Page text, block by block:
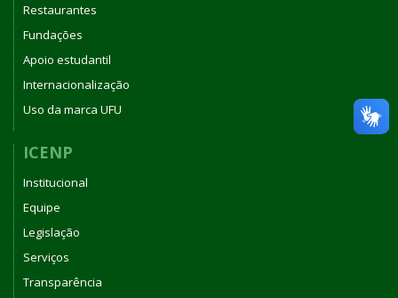
Restaurantes
Fundações
Apoio estudantil
Internacionalização
Uso da marca UFU
ICENP
Institucional
Equipe
Legislação
Serviços
Transparência